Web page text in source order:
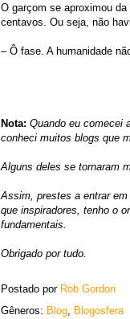
O garçom se aproximou
centavos. Ou seja, não
– Ô fase. A humanidade
Nota: Quando eu comecei
conheci muitos blogs que
Alguns deles se tornaram
Assim, prestes a entrar
que inspiradores, tenho o
fundamentais.
Obrigado por tudo.
Postado por Rob Gordon
Gêneros: Blog Blogosfera